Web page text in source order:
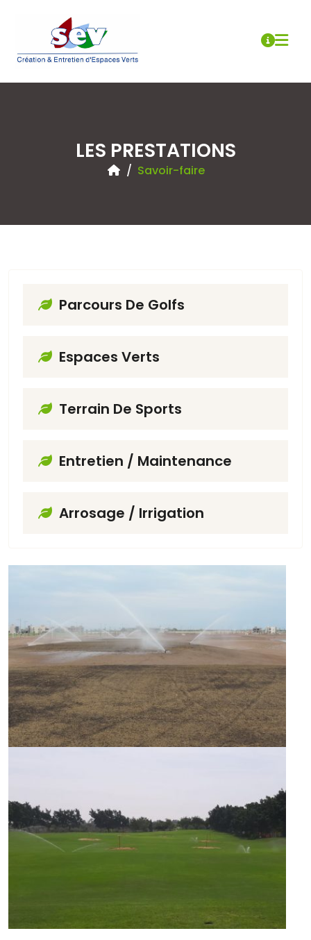
LES PRESTATIONS
Savoir-faire
Parcours De Golfs
Espaces Verts
Terrain De Sports
Entretien / Maintenance
Arrosage / Irrigation